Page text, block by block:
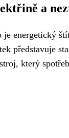
a
je energetický
představuje
který